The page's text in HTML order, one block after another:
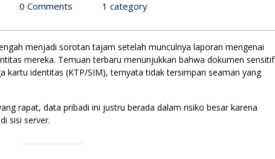
0 Comments 1 category
menjadi sorotan tajam setelah munculnya laporan mengenai
mereka. Temuan terbaru menunjukkan bahwa dokumen sensitif
kartu identitas (KTP/SIM), ternyata tidak tersimpan seaman yang
rapat, data pribadi ini justru berada dalam risiko besar karena
sisi server.